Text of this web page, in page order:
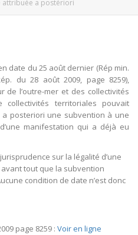
attribuée a postériori
date du 25 août dernier (Rép min.
du 28 août 2009, page 8259),
de l’outre-mer et des collectivités
collectivités territoriales pouvait
posteriori une subvention à une
manifestation qui a déjà eu
sur la légalité d’une
tout que la subvention
condition de date n’est donc
page 8259 : Voir en ligne